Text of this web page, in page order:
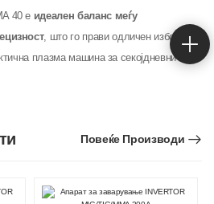
40 е идеален баланс меѓу
, што го прави одличен избор за
плазма машина за секојдневни
Повеќе Производи